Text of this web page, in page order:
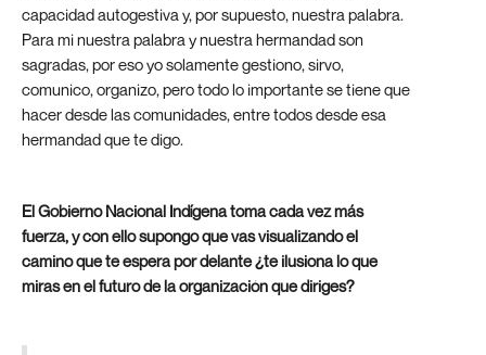
capacidad autogestiva y, por supuesto, nuestra palabra.
Para mi nuestra palabra y nuestra hermandad son
sagradas, por eso yo solamente gestiono, sirvo,
comunico, organizo, pero todo lo importante se tiene que
hacer desde las comunidades, entre todos desde esa
hermandad que te digo.
El Gobierno Nacional Indígena toma cada vez más
fuerza, y con ello supongo que vas visualizando el
camino que te espera por delante ¿te ilusiona lo que
miras en el futuro de la organización que diriges?